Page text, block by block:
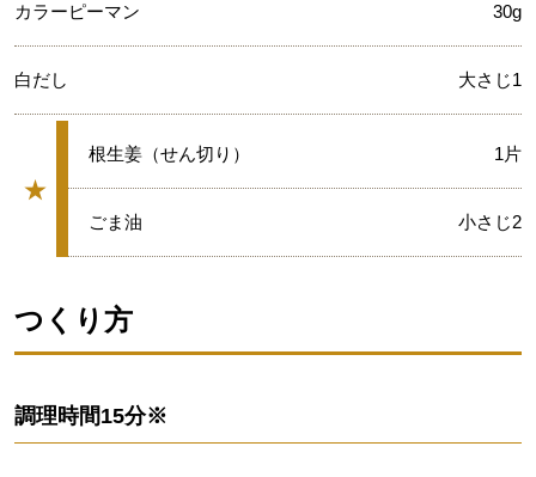
カラーピーマン 30g
白だし 大さじ1
★
グループ
★
根生姜（せん切り） 1片
★
ごま油 小さじ2
つくり方
調理時間15分※